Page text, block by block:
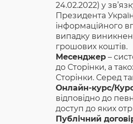
24.02.2022) у
Президента
інформаційного
випадку
грошових коштів.
Месенджер –
до Сторінки, а
Сторінки. Серед
Онлайн-курс/
відповідно до
доступ до яких
Публічний